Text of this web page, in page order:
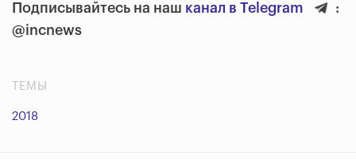
Подписывайтесь на наш канал в Telegram
:
@incnews
ТЕМЫ
2018